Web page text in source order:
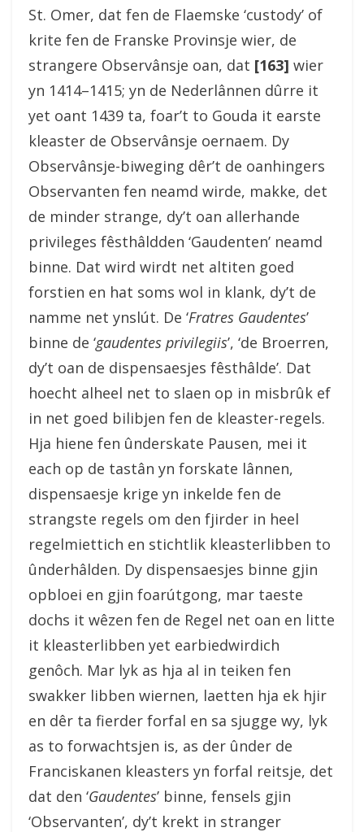
St. Omer, dat fen de Flaemske ‘custody’ of
krite fen de Franske Provinsje wier, de
strangere Observânsje oan, dat [163] wier
yn 1414–1415; yn de Nederlânnen dûrre it
yet oant 1439 ta, foar’t to Gouda it earste
kleaster de Observânsje oernaem. Dy
Observânsje-biweging dêr’t de oanhingers
Observanten fen neamd wirde, makke, det
de minder strange, dy’t oan allerhande
privileges fêsthâldden ‘Gaudenten’ neamd
binne. Dat wird wirdt net altiten goed
forstien en hat soms wol in klank, dy’t de
namme net ynslút. De ‘Fratres Gaudentes’
binne de ‘gaudentes privilegiis’, ‘de Broerren,
dy’t oan de dispensaesjes fêsthâlde’. Dat
hoecht alheel net to slaen op in misbrûk ef
in net goed bilibjen fen de kleaster-regels.
Hja hiene fen ûnderskate Pausen, mei it
each op de tastân yn forskate lânnen,
dispensaesje krige yn inkelde fen de
strangste regels om den fjirder in heel
regelmiettich en stichtlik kleasterlibben to
ûnderhâlden. Dy dispensaesjes binne gjin
opbloei en gjin foarútgong, mar taeste
dochs it wêzen fen de Regel net oan en litte
it kleasterlibben yet earbiedwirdich
genôch. Mar lyk as hja al in teiken fen
swakker libben wiernen, laetten hja ek hjir
en dêr ta fierder forfal en sa sjugge wy, lyk
as to forwachtsjen is, as der ûnder de
Franciskanen kleasters yn forfal reitsje, det
dat den ‘Gaudentes’ binne, fensels gjin
‘Observanten’, dy’t krekt in stranger